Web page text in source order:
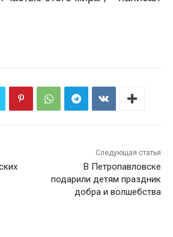
Следующая статья
В Петропавловске
подарили детям праздник
добра и волшебства